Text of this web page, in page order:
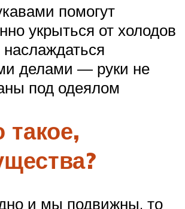
помогут
укрыться от холодов
делами — руки не
под одеялом
такое,
и мы подвижны, то